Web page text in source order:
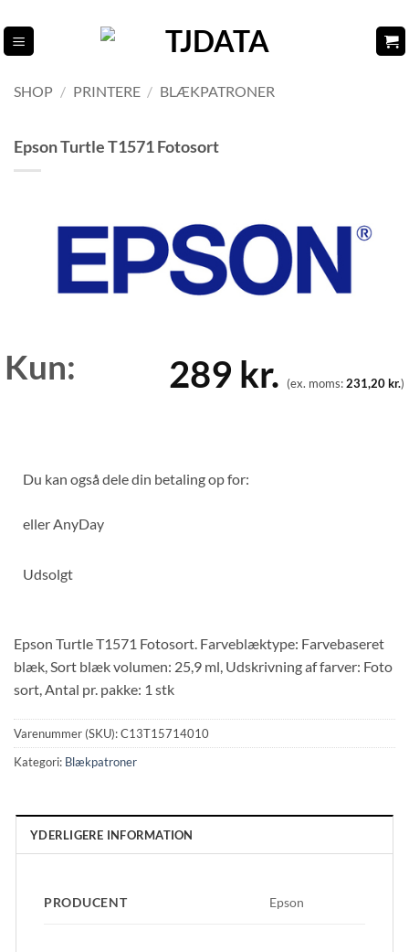
til
indhold
SHOP / PRINTERE / BLÆKPATRONER
Epson Turtle T1571 Fotosort
Kun: 289 kr. (ex. moms:231,20kr.)
Du kan også dele din betaling op for:
ellerAnyDay
Udsolgt
Epson Turtle T1571 Fotosort. Farveblæktype: Farvebaseret
blæk, Sort blæk volumen: 25,9 ml, Udskrivning af farver: Foto
sort, Antal pr. pakke: 1 stk
Varenummer (SKU):C13T15714010
Kategori: Blækpatroner
YDERLIGERE INFORMATION
PRODUCENT Epson